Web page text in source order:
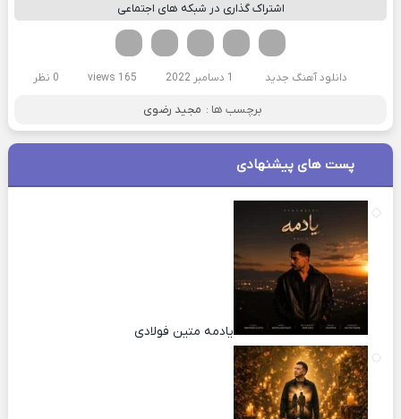
اشتراک گذاری در شبکه های اجتماعی
لینکدین تویتر
فیسوک
دانلود آهنگ جدید 1 دسامبر 2022 165 views 0 نظر
برچسب ها : مجید رضوی
پست های پیشنهادی
یادمه متین فولادی